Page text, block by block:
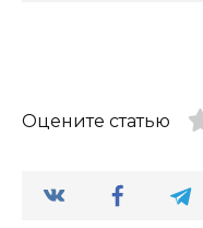
Оцените статью